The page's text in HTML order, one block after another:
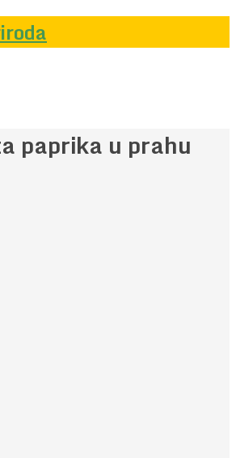
paprika u prahu